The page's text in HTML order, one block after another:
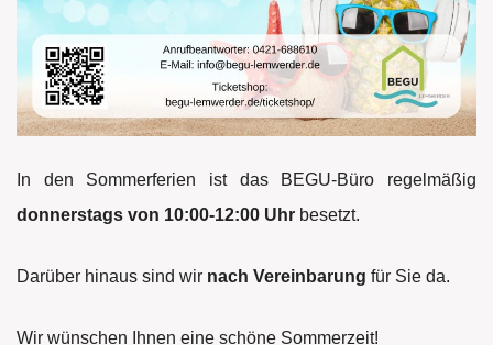
In den Sommerferien ist das BEGU-Büro regelmäßig
donnerstags von 10:00-12:00 Uhr besetzt.
Darüber hinaus sind wir nach Vereinbarung für Sie da.
Wir wünschen Ihnen eine schöne Sommerzeit!